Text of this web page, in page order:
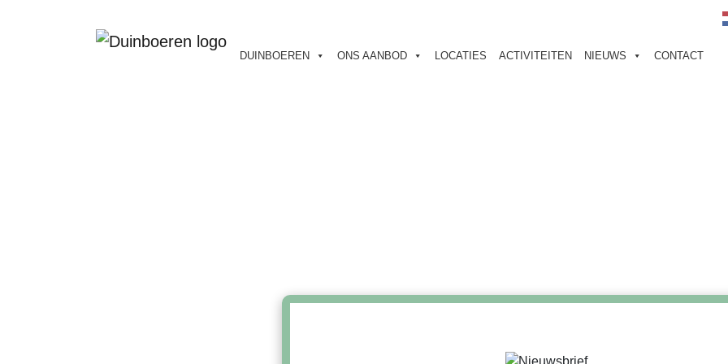
DUINBOEREN ONS AANBOD LOCATIES ACTIVITEITEN NIEUWS CONTACT